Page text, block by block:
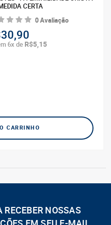
CERTA
0 Avaliação
6x de R$5,15
CARRINHO
NOSSAS